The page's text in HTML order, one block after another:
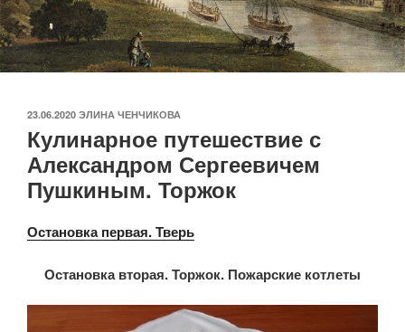
ОПУБЛИКОВАНО
23.06.2020 ЭЛИНА ЧЕНЧИКОВА
Кулинарное путешествие с
Александром Сергеевичем
Пушкиным. Торжок
Остановка первая. Тверь
Остановка вторая. Торжок. Пожарские котлеты